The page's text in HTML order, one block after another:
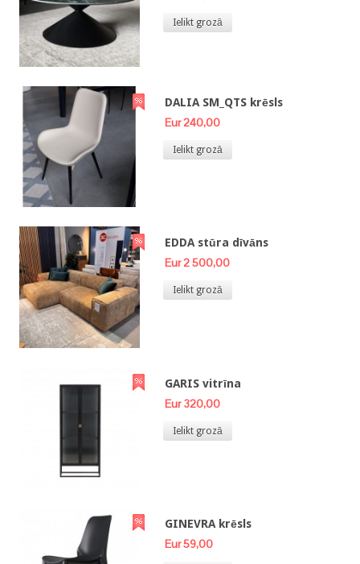
Ielikt grozā
DALIA SM_QTS krēsls
Eur 240,00
Ielikt grozā
EDDA stūra dīvāns
Eur 2 500,00
Ielikt grozā
GARIS vitrīna
Eur 320,00
Ielikt grozā
GINEVRA krēsls
Eur 59,00